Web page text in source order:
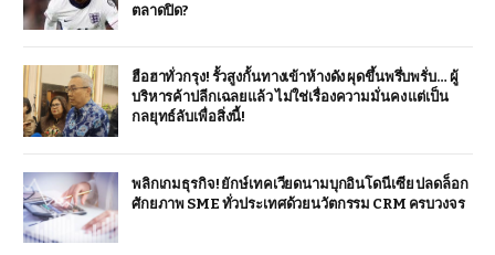
ตลาดปิด?
ฮือฮาทั่วกรุง! รั้วสูงกั้นทางเข้าห้างดัง ผุดขึ้นพรึ่บพรั่บ… ผู้
บริหารค้าปลีกเฉลยแล้ว ไม่ใช่เรื่องความมั่นคง แต่เป็น
กลยุทธ์ลับเพื่อสิ่งนี้!
พลิกเกมธุรกิจ! ยักษ์เทคเวียดนามบุกอินโดนีเซีย ปลดล็อก
ศักยภาพ SME ทั่วประเทศด้วยนวัตกรรม CRM ครบวงจร